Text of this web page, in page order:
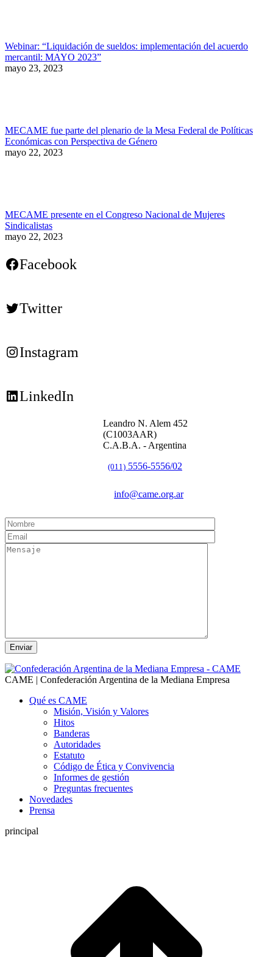
Webinar: “Liquidación de sueldos: implementación del acuerdo
mercantil: MAYO 2023”
mayo 23, 2023
MECAME fue parte del plenario de la Mesa Federal de Políticas
Económicas con Perspectiva de Género
mayo 22, 2023
MECAME presente en el Congreso Nacional de Mujeres
Sindicalistas
mayo 22, 2023
Facebook
Twitter
Instagram
LinkedIn
Leandro N. Alem 452
(C1003AAR)
C.A.B.A. - Argentina
(011) 5556-5556/02
info@came.org.ar
CAME | Confederación Argentina de la Mediana Empresa
Qué es CAME
Misión, Visión y Valores
Hitos
Banderas
Autoridades
Estatuto
Código de Ética y Convivencia
Informes de gestión
Preguntas frecuentes
Novedades
Prensa
principal